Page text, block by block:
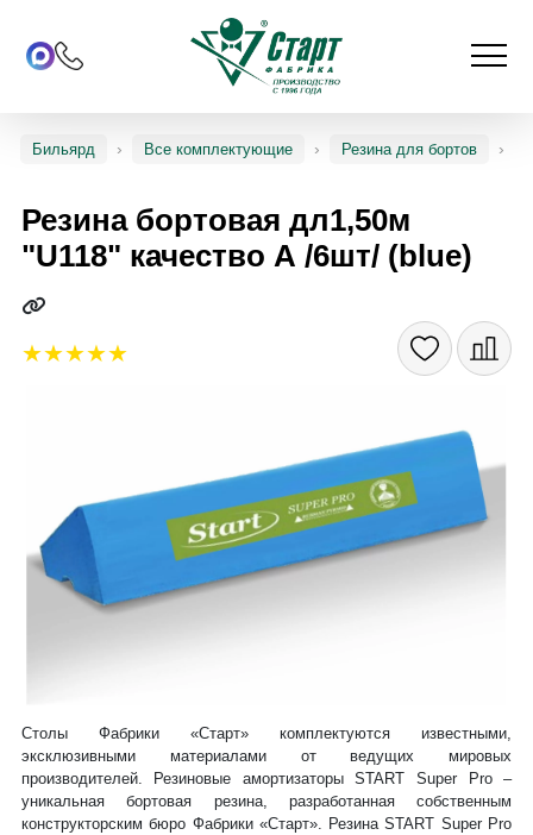
Бильярд Все комплектующие Резина для бортов
Резина бортовая дл1,50м
"U118" качество А /6шт/ (blue)
Столы Фабрики «Старт» комплектуются известными,
эксклюзивными материалами от ведущих мировых
производителей. Резиновые амортизаторы START Super Pro –
уникальная бортовая резина, разработанная собственным
конструкторским бюро Фабрики «Старт». Резина START Super Pro